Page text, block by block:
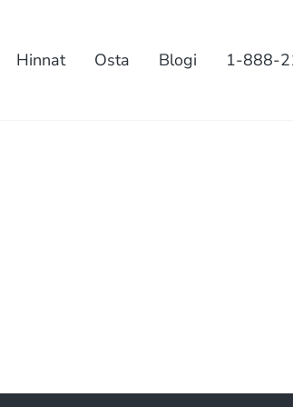
Hinnat Osta Blogi 1-888-